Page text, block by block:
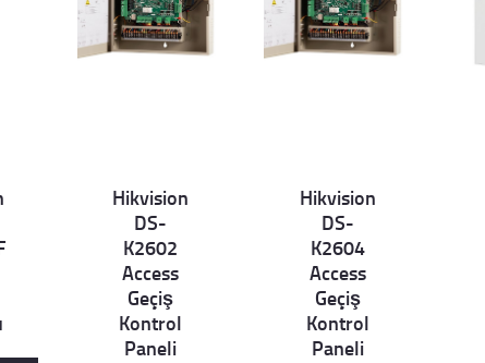
Det
Hikvision
DS-
K2602
Access
Geçiş
Kontrol
Paneli
Det
Hikvision
DS-
K2604
Access
Geçiş
Kontrol
Paneli